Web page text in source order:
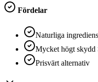
Fördelar
Naturliga
Mycket högt skydd
Prisvärt alternativ